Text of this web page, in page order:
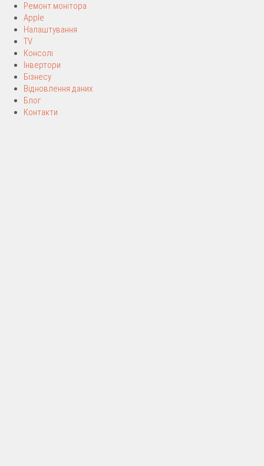
Ремонт монітора
Apple
Налаштування
TV
Консолі
Інвертори
Бізнесу
Відновлення даних
Блог
Контакти